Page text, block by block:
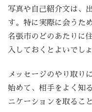
写真や自己紹介文は、
す。特に実際に会うた
名張市のどのあたりに
入しておくとよいでしょ
メッセージのやり取り
始めて、相手をよく知
ニケーションを取るこ